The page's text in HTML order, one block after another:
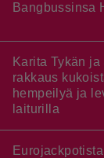
Bangbussinsa
Karita Tykän
rakkaus
hempeilyä ja
laiturilla